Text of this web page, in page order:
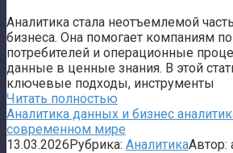
Аналитика стала неотъемлемой
бизнеса. Она помогает компаниям
потребителей и операционные
данные в ценные знания. В этой
ключевые подходы, инструменты
Читать полностью
Аналитика данных и бизнес
современном мире
13.03.2026Рубрика: АналитикаАвтор: